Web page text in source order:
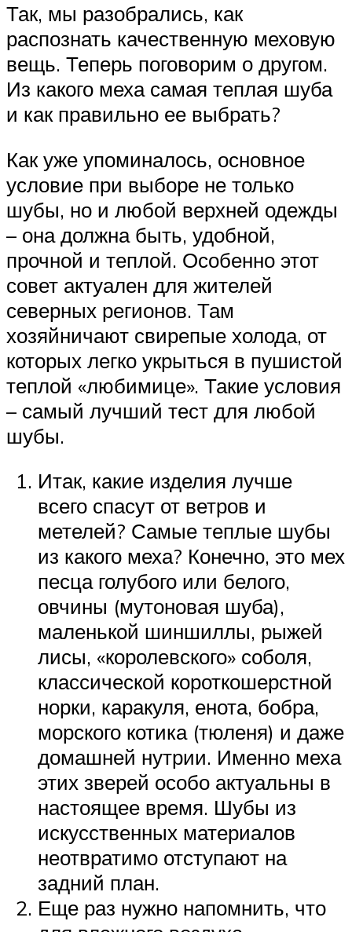
Так, мы разобрались, как
распознать качественную меховую
вещь. Теперь поговорим о другом.
Из какого меха самая теплая шуба
и как правильно ее выбрать?
Как уже упоминалось, основное
условие при выборе не только
шубы, но и любой верхней одежды
– она должна быть, удобной,
прочной и теплой. Особенно этот
совет актуален для жителей
северных регионов. Там
хозяйничают свирепые холода, от
которых легко укрыться в пушистой
теплой «любимице». Такие условия
– самый лучший тест для любой
шубы.
Итак, какие изделия лучше
всего спасут от ветров и
метелей? Самые теплые шубы
из какого меха? Конечно, это мех
песца голубого или белого,
овчины (мутоновая шуба),
маленькой шиншиллы, рыжей
лисы, «королевского» соболя,
классической короткошерстной
норки, каракуля, енота, бобра,
морского котика (тюленя) и даже
домашней нутрии. Именно меха
этих зверей особо актуальны в
настоящее время. Шубы из
искусственных материалов
неотвратимо отступают на
задний план.
Еще раз нужно напомнить, что